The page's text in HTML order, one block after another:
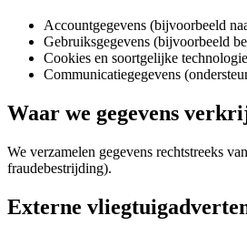
Accountgegevens (bijvoorbeeld
Gebruiksgegevens (bijvoorbeeld
Cookies en soortgelijke
Communicatiegegevens
Waar we gegevens
We verzamelen gegevens rechtstreeks
fraudebestrijding).
Externe